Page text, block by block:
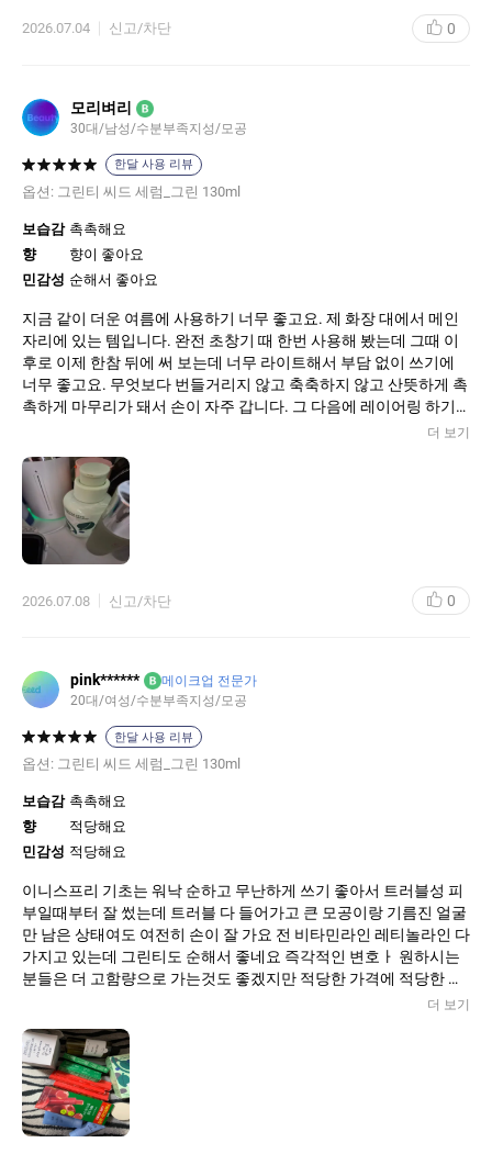
2026.07.04 신고/차단 0
모리벼리 B
30대/남성/수분부족지성/모공
한달 사용 리뷰
옵션: 그린티 씨드 세럼_그린 130ml
보습감 촉촉해요
향
향이 좋아요
민감성 순해서 좋아요
지금 같이 더운 여름에 사용하기 너무 좋고요. 제 화장 대에서 메인
자리에 있는 템입니다. 완전 초창기 때 한번 사용해 봤는데 그때 이
후로 이제 한참 뒤에 써 보는데 너무 라이트해서 부담 없이 쓰기에
너무 좋고요. 무엇보다 번들거리지 않고 축축하지 않고 산뜻하게 촉
촉하게 마무리가 돼서 손이 자주 갑니다. 그 다음에 레이어링 하기
더 보기
2026.07.08 신고/차단 0
pink****** B 메이크업 전문가
20대/여성/수분부족지성/모공
한달 사용 리뷰
옵션: 그린티 씨드 세럼_그린 130ml
보습감 촉촉해요
향
적당해요
민감성 적당해요
이니스프리 기초는 워낙 순하고 무난하게 쓰기 좋아서 트러블성 피
부일때부터 잘 썼는데 트러블 다 들어가고 큰 모공이랑 기름진 얼굴
만 남은 상태여도 여전히 손이 잘 가요 전 비타민라인 레티놀라인 다
가지고 있는데 그린티도 순해서 좋네요 즉각적인 변호ㅏ 원하시는
분들은 더 고함량으로 가는것도 좋겠지만 적당한 가격에 적당한 케
더 보기